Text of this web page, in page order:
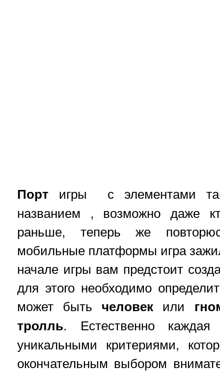
Порт игры с элементами
названием , возможно даже
раньше, теперь же
мобильные платформы игра
начале игры вам предстоит
для этого необходимо
может быть человек или
тролль. Естественно
уникальными критериями,
окончательным выбором